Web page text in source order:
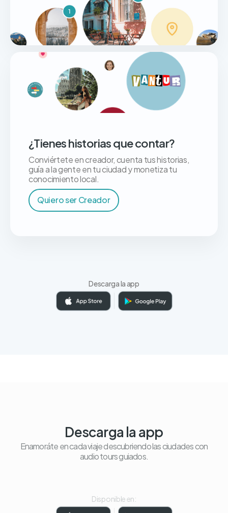
¿Tienes historias que contar?
Conviértete en creador, cuenta tus historias,
guía a la gente en tu ciudad y monetiza tu
conocimiento local.
Quiero ser Creador
Descarga la app
Descarga la app
Enamoráte en cada viaje descubriendo las ciudades con
audio tours guiados.
Disponible en: